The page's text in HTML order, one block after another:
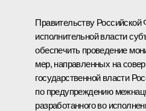
Правительству Российской
исполнительной власти
обеспечить проведение
мер, направленных на
государственной власти
по предупреждению
разработанного во